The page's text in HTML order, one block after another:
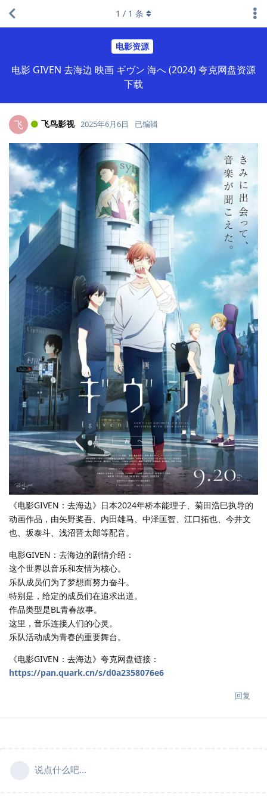
电影资源
电影 GIVEN 去海边 映画 ギヴン 海へ (2024) 夸克网盘资源
下载
1 / 1 条
飞 飞鸟影视 2025年6月6日 已编辑
《电影GIVEN：去海边》日本2024年桥本能理子、菊田浩巳执导的
动画作品，由矢野奖吾、内田雄马、中泽匡智、江口拓也、今井文
也、坂泰斗、浅沼晋太郎等配音。
电影GIVEN：去海边的剧情介绍：
这个世界以音乐和友情为核心。
乐队成员们为了梦想而努力奋斗。
特别是，给定的成员们在追求出道。
作品类型是BL青春故事。
这里，音乐连接人们的心灵。
乐队活动成为青春的重要舞台。
《电影GIVEN：去海边》夸克网盘链接：
https://pan.quark.cn/s/d0a2358076e6
回复
说点什么吧...